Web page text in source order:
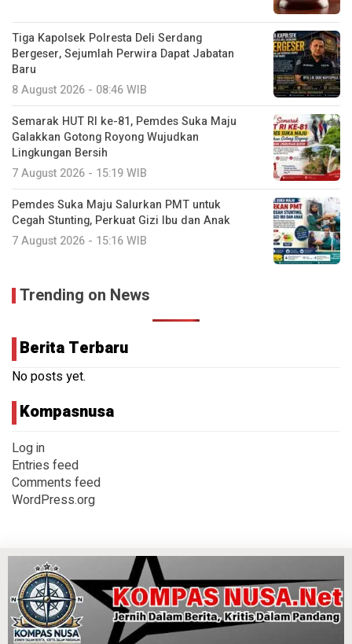
Tiga Kapolsek Polresta Deli Serdang
Bergeser, Sejumlah Perwira Dapat Jabatan
Baru
8 August 2026 - 08:46 WIB
Semarak HUT RI ke-81, Pemdes Suka Maju
Galakkan Gotong Royong Wujudkan
Lingkungan Bersih
7 August 2026 - 15:19 WIB
Pemdes Suka Maju Salurkan PMT untuk
Cegah Stunting, Perkuat Gizi Ibu dan Anak
7 August 2026 - 15:16 WIB
Trending on News
Berita Terbaru
No posts yet.
Kompasnusa
Log in
Entries feed
Comments feed
WordPress.org